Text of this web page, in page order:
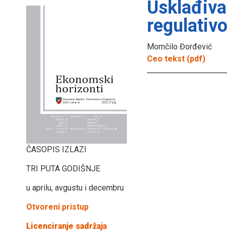
ČASOPIS IZLAZI
TRI PUTA GODIŠNJE
u aprilu, avgustu i decembru
Otvoreni pristup
Licenciranje sadržaja
Momčilo Đorđević
Ceo tekst (pdf)